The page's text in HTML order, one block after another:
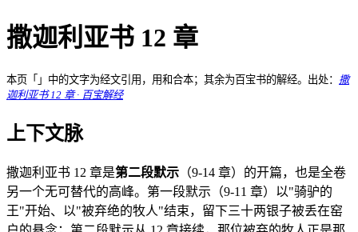
撒迦利亚书 12 章
本页「」中的文字为经文引用，用和合本；其余为百宝书的解经。出处： 撒
迦利亚书 12 章 · 百宝解经
上下文脉
撒迦利亚书 12 章是第二段默示 （9-14 章）的开篇，也是全卷
另一个无可替代的高峰。第一段默示（9-11 章）以"骑驴的
王"开始、以"被弃绝的牧人"结束，留下三十两银子被丢在窑